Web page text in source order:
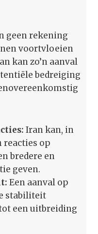
geen rekening
voortvloeien
kan zo’n aanval
bedreiging
Iran kan, in
op
bredere en
geven.
Een aanval op
stabiliteit
een uitbreiding